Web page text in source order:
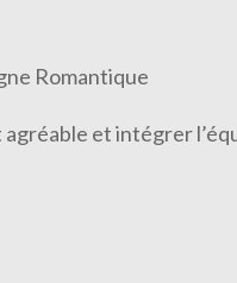
Romantique
et intégrer